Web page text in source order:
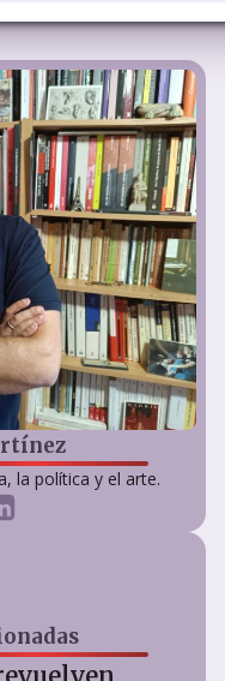
la política y el arte.